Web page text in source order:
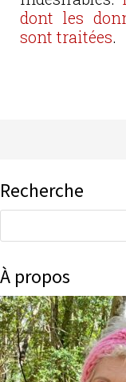
dont les
sont traitées.
Recherche
À propos